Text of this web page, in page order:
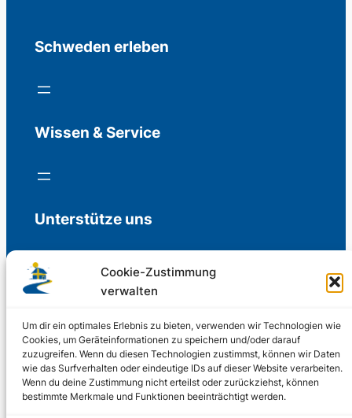
Cookie-Zustimmung
verwalten
Um dir ein optimales Erlebnis zu bieten, verwenden wir Technologien wie
Cookies, um Geräteinformationen zu speichern und/oder darauf
zuzugreifen. Wenn du diesen Technologien zustimmst, können wir Daten
wie das Surfverhalten oder eindeutige IDs auf dieser Website verarbeiten.
Wenn du deine Zustimmung nicht erteilst oder zurückziehst, können
bestimmte Merkmale und Funktionen beeinträchtigt werden.
Schweden erleben
Wissen & Service
Unterstütze uns
Freiwillige Spenden für die Aufrechterhaltung
Support us